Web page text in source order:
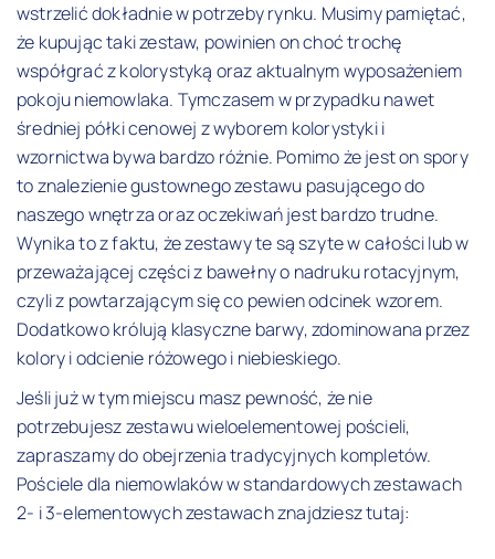
wstrzelić dokładnie w potrzeby rynku. Musimy pamiętać,
że kupując taki zestaw, powinien on choć trochę
współgrać z kolorystyką oraz aktualnym wyposażeniem
pokoju niemowlaka. Tymczasem w przypadku nawet
średniej półki cenowej z wyborem kolorystyki i
wzornictwa bywa bardzo różnie. Pomimo że jest on spory
to znalezienie gustownego zestawu pasującego do
naszego wnętrza oraz oczekiwań jest bardzo trudne.
Wynika to z faktu, że zestawy te są szyte w całości lub w
przeważającej części z bawełny o nadruku rotacyjnym,
czyli z powtarzającym się co pewien odcinek wzorem.
Dodatkowo królują klasyczne barwy, zdominowana przez
kolory i odcienie różowego i niebieskiego.
Jeśli już w tym miejscu masz pewność, że nie
potrzebujesz zestawu wieloelementowej pościeli,
zapraszamy do obejrzenia tradycyjnych kompletów.
Pościele dla niemowlaków w standardowych zestawach
2- i 3-elementowych zestawach znajdziesz tutaj: